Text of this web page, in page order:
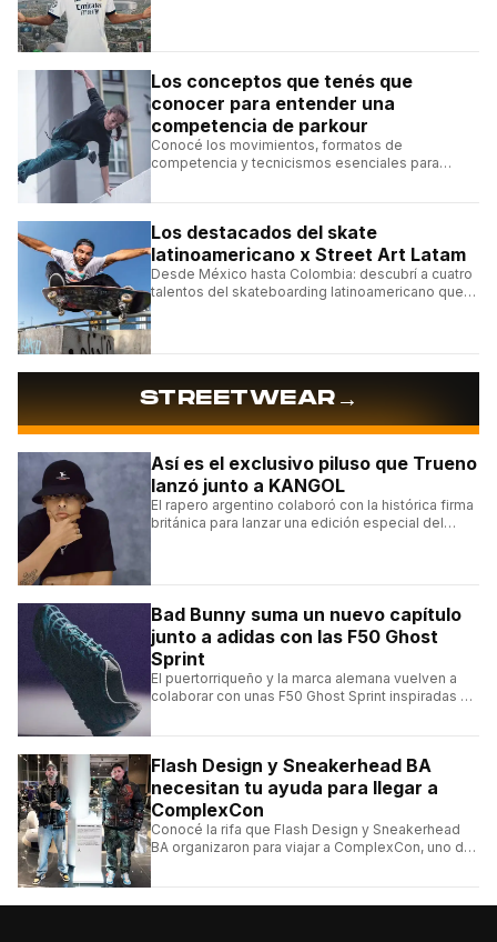
Los conceptos que tenés que
conocer para entender una
competencia de parkour
Conocé los movimientos, formatos de
competencia y tecnicismos esenciales para
Los destacados del skate
latinoamericano x Street Art Latam
Desde México hasta Colombia: descubrí a cuatro
talentos del skateboarding latinoamericano que
STREETWEAR→
Así es el exclusivo piluso que Trueno
lanzó junto a KANGOL
El rapero argentino colaboró con la histórica firma
británica para lanzar una edición especial del
Bad Bunny suma un nuevo capítulo
junto a adidas con las F50 Ghost
Sprint
El puertorriqueño y la marca alemana vuelven a
colaborar con unas F50 Ghost Sprint inspiradas en
Flash Design y Sneakerhead BA
necesitan tu ayuda para llegar a
ComplexCon
Conocé la rifa que Flash Design y Sneakerhead
BA organizaron para viajar a ComplexCon, uno de